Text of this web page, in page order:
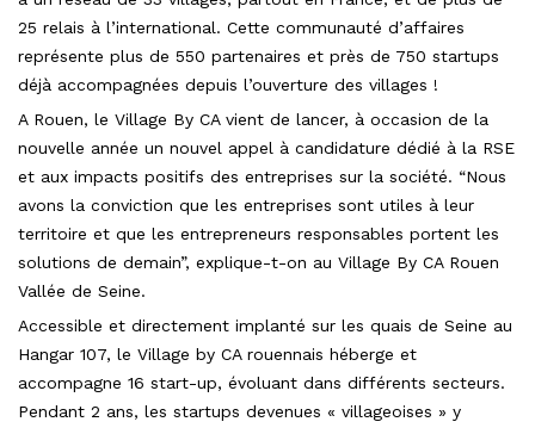
25 relais à l’international. Cette communauté d’affaires
représente plus de 550 partenaires et près de 750 startups
déjà accompagnées depuis l’ouverture des villages !
A Rouen, le Village By CA vient de lancer, à occasion de la
nouvelle année un nouvel appel à candidature dédié à la RSE
et aux impacts positifs des entreprises sur la société. “Nous
avons la conviction que les entreprises sont utiles à leur
territoire et que les entrepreneurs responsables portent les
solutions de demain”, explique-t-on au Village By CA Rouen
Vallée de Seine.
Accessible et directement implanté sur les quais de Seine au
Hangar 107, le Village by CA rouennais héberge et
accompagne 16 start-up, évoluant dans différents secteurs.
Pendant 2 ans, les startups devenues « villageoises » y